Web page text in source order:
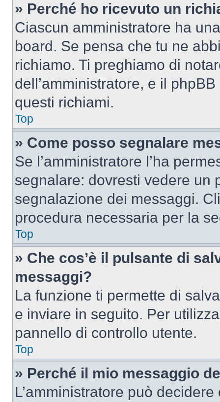
» Perché ho ricevuto un
Ciascun amministratore ha
board. Se pensa che tu ne
richiamo. Ti preghiamo di
dell’amministratore, e il
questi richiami.
Top
» Come posso segnalare
Se l’amministratore l’ha
segnalare: dovresti vedere un
segnalazione dei messaggi.
procedura necessaria per la
Top
» Che cos’è il pulsante di
messaggi?
La funzione ti permette di
e inviare in seguito. Per
pannello di controllo utente.
Top
» Perché il mio messaggio
L’amministratore può